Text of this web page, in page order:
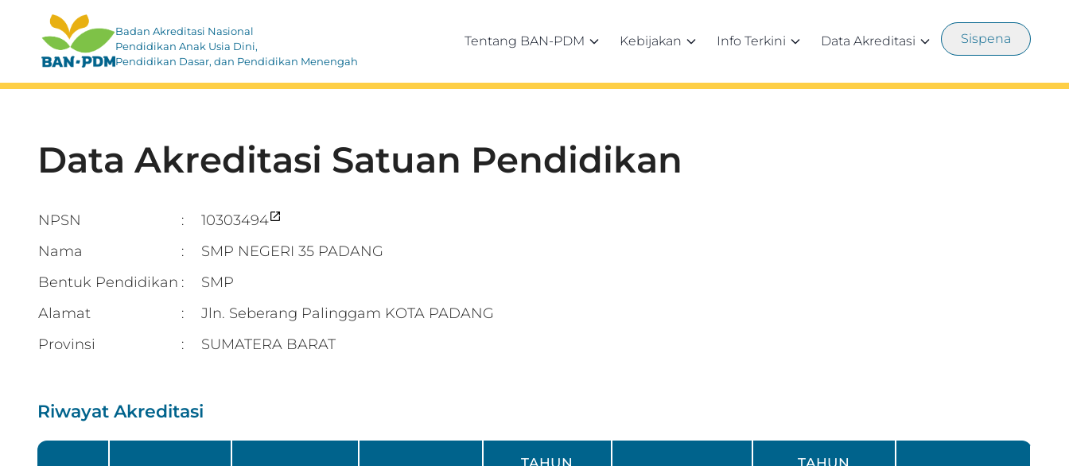
Badan Akreditasi Nasional
Pendidikan Anak Usia Dini,
Pendidikan Dasar, dan Pendidikan Menengah
Tentang BAN-PDM Kebijakan Info Terkini Data Akreditasi Sispena
Data Akreditasi Satuan Pendidikan
NPSN :
10303494
Nama
:
SMP NEGERI 35 PADANG
Bentuk Pendidikan :
SMP
Alamat
:
Jln. Seberang Palinggam KOTA PADANG
Provinsi
: SUMATERA BARAT
Riwayat Akreditasi
TAHUN
TAHUN